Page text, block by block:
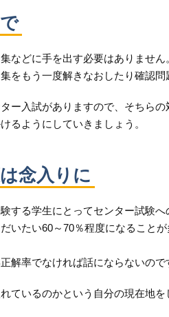
などに手を出す必要はありません
をもう一度解きなおしたり確認問
ー入試がありますので、そちら
るようにしていきましょう。
念入りに
する学生にとってセンター試験
いたい60～70％程度になること
解率でなければ話にならないので
ているのかという自分の現在地